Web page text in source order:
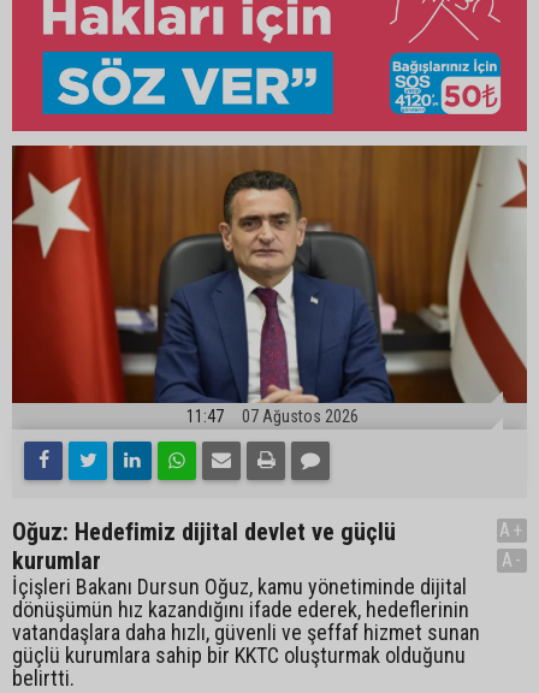
11:47 07 Ağustos 2026
Oğuz: Hedefimiz dijital devlet ve güçlü
kurumlar
İçişleri Bakanı Dursun Oğuz, kamu yönetiminde dijital
dönüşümün hız kazandığını ifade ederek, hedeflerinin
vatandaşlara daha hızlı, güvenli ve şeffaf hizmet sunan
güçlü kurumlara sahip bir KKTC oluşturmak olduğunu
belirtti.
A+
A-